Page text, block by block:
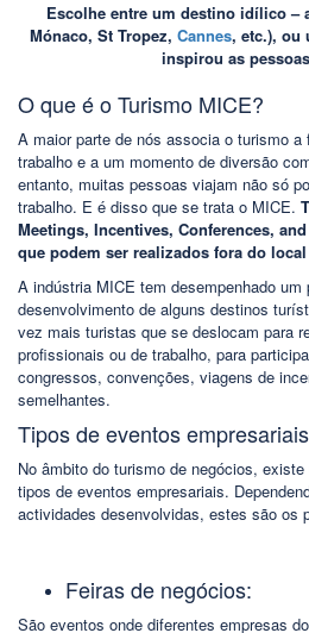
Escolhe entre um destino idílico –
Mónaco, St Tropez, Cannes, etc.), ou
inspirou as
O que é o Turismo MICE?
A maior parte de nós associa o turismo
trabalho e a um momento de diversão
entanto, muitas pessoas viajam não só
trabalho. E é disso que se trata o MICE.
Meetings, Incentives, Conferences,
que podem ser realizados fora do
A indústria MICE tem desempenhado um
desenvolvimento de alguns destinos
vez mais turistas que se deslocam para
profissionais ou de trabalho, para
congressos, convenções, viagens de
semelhantes.
Tipos de eventos
No âmbito do turismo de negócios,
tipos de eventos empresariais.
actividades desenvolvidas, estes são os
Feiras de negócios:
São eventos onde diferentes empresas